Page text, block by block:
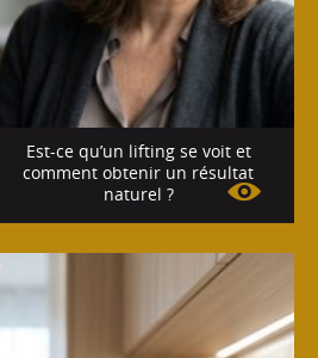
Est-ce qu’un lifting se voit et
comment obtenir un résultat
naturel ?
Voir l'article